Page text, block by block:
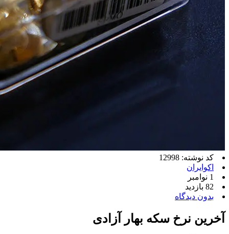
کد نوشته: 12998
اکوایران
1 نوامبر
82 بازدید
بدون دیدگاه
آخرین نرخ سکه بهار آزادی